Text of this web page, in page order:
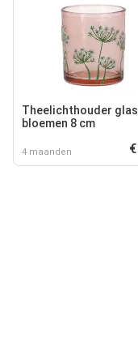
Theelichthouder glas
bloemen 8 cm
4 maanden